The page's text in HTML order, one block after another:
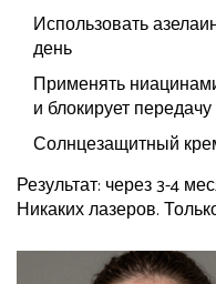
Использовать
день
Применять
и блокирует
Солнцезащитный
Результат: через 3-4
Никаких лазеров.